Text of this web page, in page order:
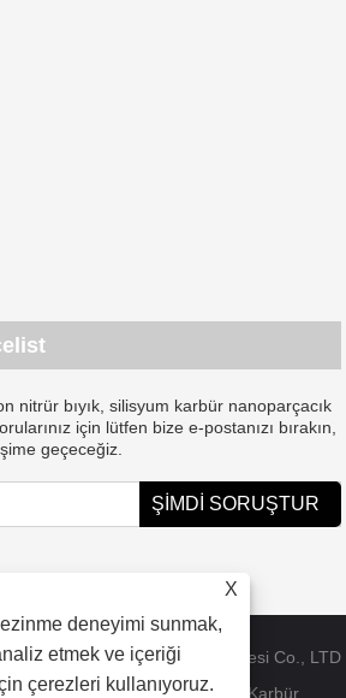
nitrür bıyık, silisyum karbür nanoparçacık
için lütfen bize e-postanızı bırakın,
geçeceğiz.
SAT nano teknoloji malzemesi Co., LTD
Bor Nitrür Bıyık, Silisyum Karbür
X
deneyimi sunmak,
etmek ve içeriği
çerezleri kullanıyoruz.